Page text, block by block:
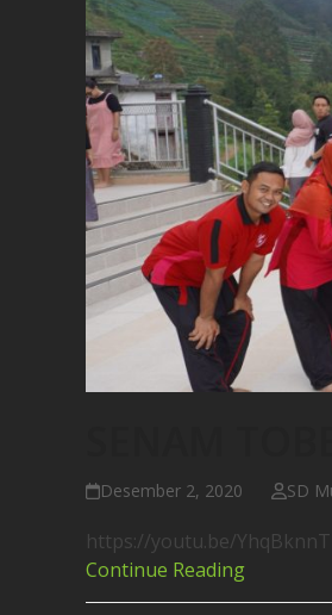
Desember 2, 2020 SD
https://youtu.be/
Continue Reading